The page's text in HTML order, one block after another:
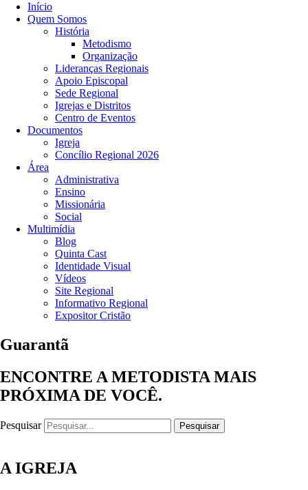
Início
Quem Somos
História
Metodismo
Organização
Lideranças Regionais
Apoio Episcopal
Sede Regional
Igrejas e Distritos
Centro de Eventos
Documentos
Igreja
Concílio Regional 2026
Área
Administrativa
Ensino
Missionária
Social
Multimídia
Blog
Quinta Cast
Identidade Visual
Vídeos
Site Regional
Informativo Regional
Expositor Cristão
Guarantã
ENCONTRE A METODISTA MAIS
PRÓXIMA DE VOCÊ.
Pesquisar Pesquisar
A IGREJA